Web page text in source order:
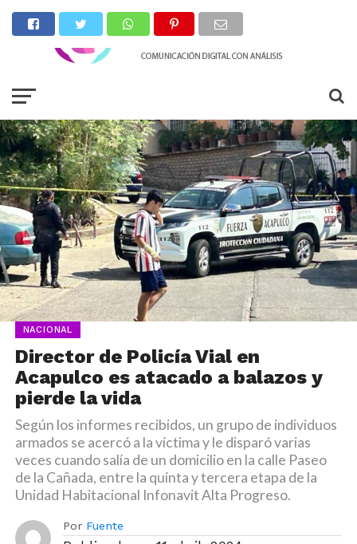
NACIONAL
Director de Policía Vial en
Acapulco es atacado a balazos y
pierde la vida
Según los informes recibidos, un grupo de individuos
armados se acercó a la víctima y le disparó varias
veces cuando salía de un domicilio en la calle Paseo
de la Cañada, entre la quinta y tercera etapa de la
Unidad Habitacional Infonavit Alta Progreso.
Por Fuente